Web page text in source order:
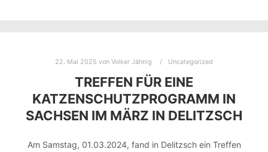
22. Mai 2025 von Volker Jähnig Uncategorized
TREFFEN FÜR EINE
KATZENSCHUTZPROGRAMM IN
SACHSEN IM MÄRZ IN DELITZSCH
Am Samstag, 01.03.2024, fand in Delitzsch ein Treffen